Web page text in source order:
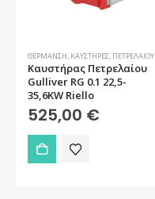
ΘΈΡΜΑΝΣΗ, ΚΑΥΣΤΉΡΕΣ, ΠΕΤΡΕΛΑΊΟΥ
Καυστήρας Πετρελαίου
Gulliver RG 0.1 22,5-
35,6KW Riello
525,00 €